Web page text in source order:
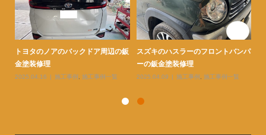
トヨタのノアのバックドア周辺の鈑
金塗装修理
2025.04.16 施工事例 施工事例一覧
スズキのハスラーのフロントバンパ
ーの鈑金塗装修理
2025.04.09 施工事例 施工事例一覧